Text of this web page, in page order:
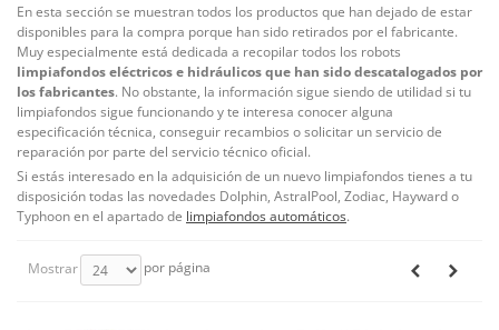
En esta sección se muestran todos los productos que han dejado de estar
disponibles para la compra porque han sido retirados por el fabricante.
Muy especialmente está dedicada a recopilar todos los robots
limpiafondos eléctricos e hidráulicos que han sido descatalogados por
los fabricantes. No obstante, la información sigue siendo de utilidad si tu
limpiafondos sigue funcionando y te interesa conocer alguna
especificación técnica, conseguir recambios o solicitar un servicio de
reparación por parte del servicio técnico oficial.
Si estás interesado en la adquisición de un nuevo limpiafondos tienes a tu
disposición todas las novedades Dolphin, AstralPool, Zodiac, Hayward o
Typhoon en el apartado de limpiafondos automáticos.
Mostrar por página